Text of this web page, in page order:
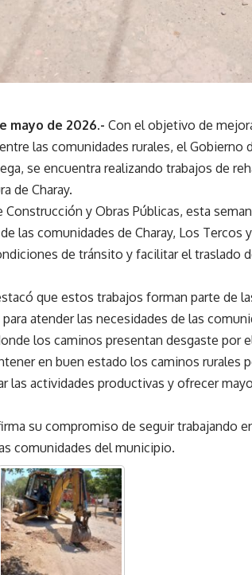
mayo de 2026.- Con el objetivo de
las comunidades rurales, el Gobierno
se encuentra realizando trabajos de
de Charay.
y Obras Públicas, esta
las comunidades de Charay, Los Tercos
de tránsito y facilitar el traslado
que estos trabajos forman parte de
atender las necesidades de las
los caminos presentan desgaste por
en buen estado los caminos rurales
las actividades productivas y ofrecer
su compromiso de seguir trabajando
comunidades del municipio.